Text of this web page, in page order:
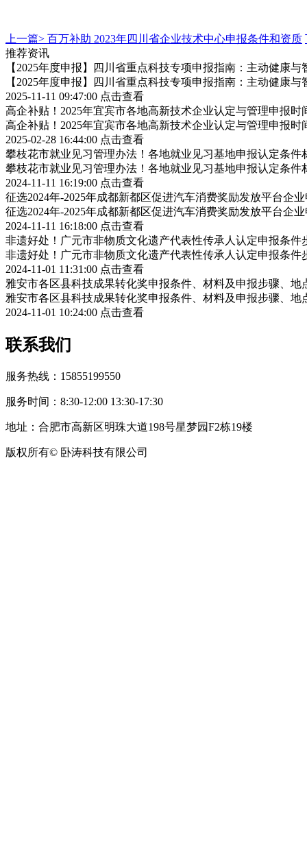
上一篇> 百万补助 2023年四川省企业技术中心申报条件和资质
推荐资讯
【2025年度申报】四川省重点科技专项申报指南：主动健康与
【2025年度申报】四川省重点科技专项申报指南：主动健康与
2025-11-11 09:47:00 点击查看
高企补贴！2025年宜宾市各地高新技术企业认定与管理申报
高企补贴！2025年宜宾市各地高新技术企业认定与管理申报
2025-02-28 16:44:00 点击查看
攀枝花市就业见习管理办法！各地就业见习基地申报认定条件
攀枝花市就业见习管理办法！各地就业见习基地申报认定条件
2024-11-11 16:19:00 点击查看
征选2024年-2025年成都新都区促进汽车消费奖励发放平台企
征选2024年-2025年成都新都区促进汽车消费奖励发放平台企
2024-11-11 16:18:00 点击查看
非遗好处！广元市非物质文化遗产代表性传承人认定申报条件
非遗好处！广元市非物质文化遗产代表性传承人认定申报条件
2024-11-01 11:31:00 点击查看
雅安市各区县科技成果转化奖申报条件、材料及申报步骤、地
雅安市各区县科技成果转化奖申报条件、材料及申报步骤、地
2024-11-01 10:24:00 点击查看
联系我们
服务热线：15855199550
服务时间：8:30-12:00 13:30-17:30
地址：合肥市高新区明珠大道198号星梦园F2栋19楼
版权所有© 卧涛科技有限公司